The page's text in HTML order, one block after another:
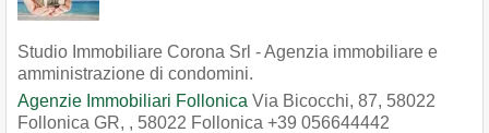
Studio Immobiliare Corona Srl - Agenzia immobiliare e
amministrazione di condomini.
Agenzie Immobiliari Follonica Via Bicocchi, 87, 58022
Follonica GR, , 58022 Follonica +39 056644442